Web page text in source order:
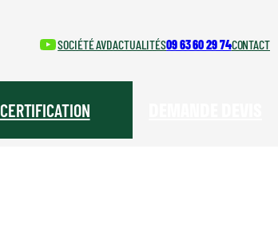
YouTube
SOCIÉTÉ AVDACTUALITÉS09 63 60 29 74CONTACT
CERTIFICATION